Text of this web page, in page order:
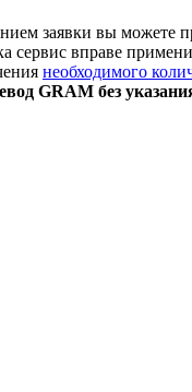
заявки вы можете
вправе
необходимого
GRAM без